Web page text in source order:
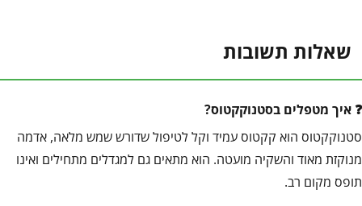
שאלות תשובות
איך מטפלים בסטנוקקטוס?
סטנוקקטוס הוא קקטוס עמיד וקל לטיפול שדורש שמש מלאה, אדמה
מנוקזת מאוד והשקיה מועטה. הוא מתאים גם למגדלים מתחילים ואינו
תופס מקום רב.